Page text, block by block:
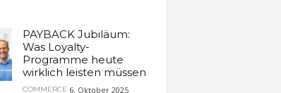
PAYBACK Jubiläum:
Was Loyalty-
Programme heute
wirklich leisten müssen
COMMERCE 6. Oktober 2025